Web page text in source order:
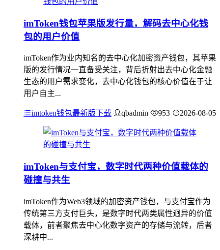
imToken钱包苹果版发行量，解码去中心化钱
包的用户价值
imToken作为业内知名的去中心化加密资产钱包，其苹果
版的发行情况一直备受关注，背后折射出去中心化金融
生态的用户需求变化，去中心化钱包的核心价值在于让
用户自主...
imtoken钱包最新版下载 qbadmin 953 2026-08-05
imToken与支付宝，数字时代两种价值载体的
碰撞与共生
imToken作为Web3领域的加密资产钱包，与支付宝作为
传统第三方支付巨头，是数字时代两类属性迥异的价值
载体，前者聚焦去中心化数字资产的存储与流转，后者
深耕中...